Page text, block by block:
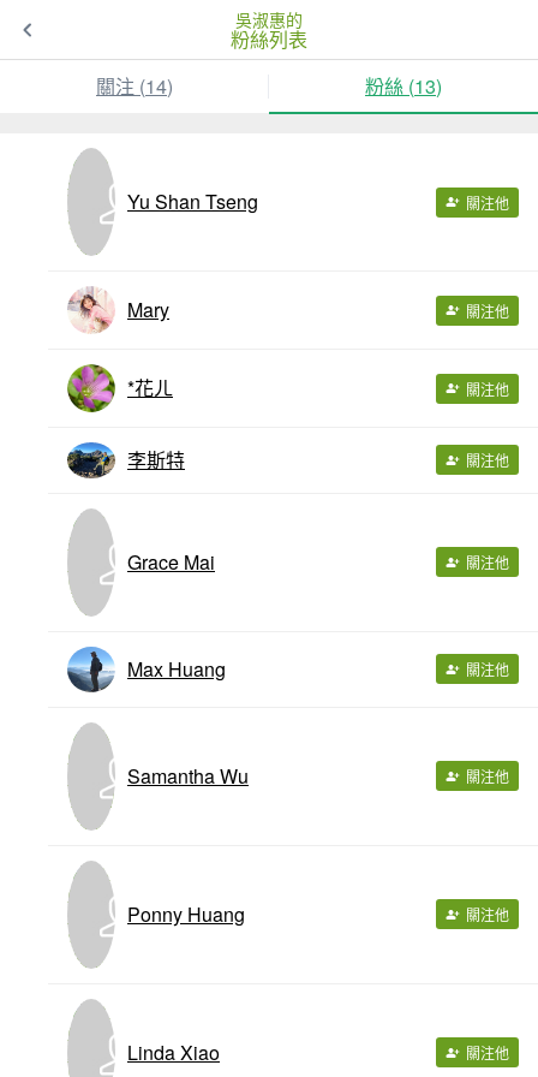
吳淑惠的
粉絲列表
關注 (14) 粉絲 (13)
Yu Shan Tseng 關注他
Mary 關注他
*花ㄦ 關注他
李斯特 關注他
Grace Mai 關注他
Max Huang 關注他
Samantha Wu 關注他
Ponny Huang 關注他
Linda Xiao 關注他